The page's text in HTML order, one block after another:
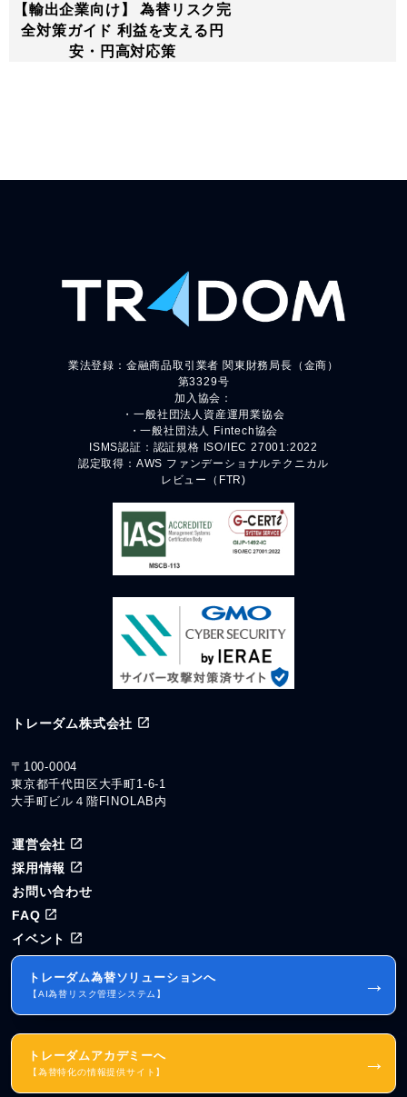
【輸出企業向け】 為替リスク完
全対策ガイド 利益を支える円
安・円高対応策
業法登録：金融商品取引業者 関東財務局長（金商）
第3329号
加入協会：
・一般社団法人資産運用業協会
・一般社団法人 Fintech協会
ISMS認証：認証規格 ISO/IEC 27001:2022
認定取得：AWS ファンデーショナルテクニカル
レビュー（FTR)
トレーダム株式会社
〒100-0004
東京都千代田区大手町1-6-1
大手町ビル４階FINOLAB内
運営会社
採用情報
お問い合わせ
FAQ
イベント
トレーダム為替ソリューションへ
【AI為替リスク管理システム】 →
トレーダムアカデミーへ
【為替特化の情報提供サイト】 →